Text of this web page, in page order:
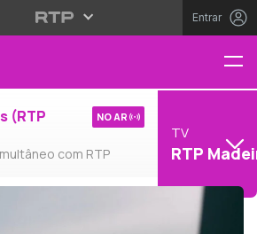
Entrar
(RTP
com RTP
NO AR
TV
RTP